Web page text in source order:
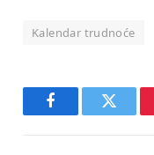
Kalendar trudnoće
FacebookTwitter